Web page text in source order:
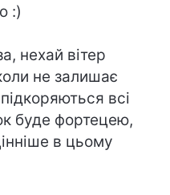
:)
нехай вітер
не залишає
всі
буде фортецею,
в цьому